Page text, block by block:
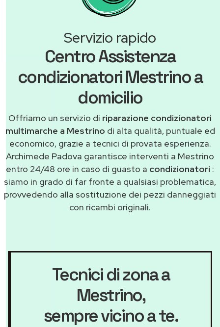
Servizio rapido
Centro Assistenza
condizionatori Mestrino a
domicilio
Offriamo un servizio di riparazione condizionatori
multimarche a Mestrino di alta qualità, puntuale ed
economico, grazie a tecnici di provata esperienza.
Archimede Padova garantisce interventi a Mestrino
entro 24/48 ore in caso di guasto a condizionatori :
siamo in grado di far fronte a qualsiasi problematica,
provvedendo alla sostituzione dei pezzi danneggiati
con ricambi originali.
Tecnici di zona a
Mestrino,
sempre vicino a te.